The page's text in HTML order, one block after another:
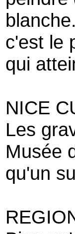
c'est le
qui
NICE
Les
Musée
qu'un